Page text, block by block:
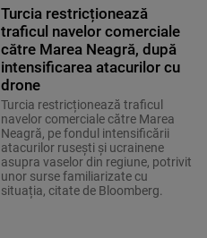
Turcia restricționează
traficul navelor comerciale
către Marea Neagră, după
intensificarea atacurilor cu
drone
Turcia restricționează traficul
navelor comerciale către Marea
Neagră, pe fondul intensificării
atacurilor rusești și ucrainene
asupra vaselor din regiune, potrivit
unor surse familiarizate cu
situația, citate de Bloomberg.